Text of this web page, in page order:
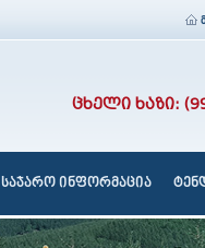
ცხელი ხაზი:
საჯარო ინფორმაცია